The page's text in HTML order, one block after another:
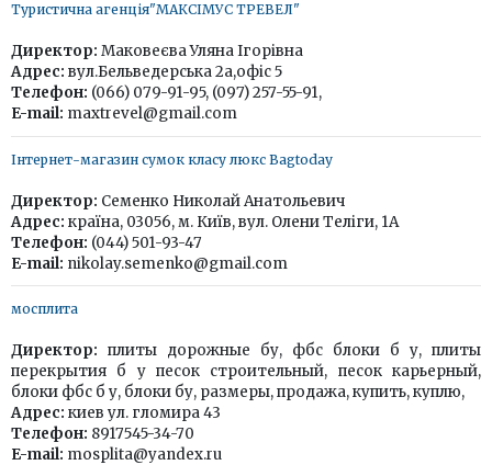
Туристична агенція"МАКСІМУС ТРЕВЕЛ"
Директор: Маковеєва Уляна Ігорівна
Адрес: вул.Бельведерська 2а,офіс 5
Телефон: (066) 079-91-95, (097) 257-55-91,
E-mail: maxtrevel@gmail.com
Інтернет-магазин сумок класу люкс Bagtoday
Директор: Семенко Николай Анатольевич
Адрес: країна, 03056, м. Київ, вул. Олени Теліги, 1А
Телефон: (044) 501-93-47
E-mail: nikolay.semenko@gmail.com
мосплита
Директор: плиты дорожные бу, фбс блоки б у, плиты
перекрытия б у песок строительный, песок карьерный,
блоки фбс б у, блоки бу, размеры, продажа, купить, куплю,
Адрес: киев ул. гломира 43
Телефон: 8917545-34-70
E-mail: mosplita@yandex.ru